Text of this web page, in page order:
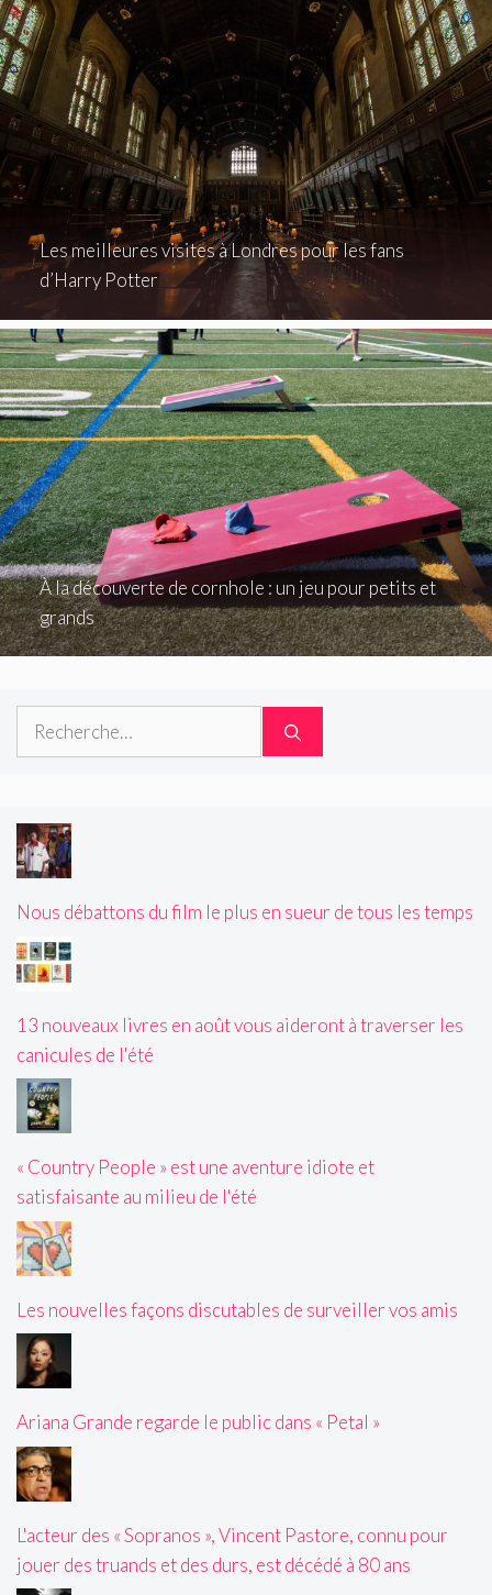
Les meilleures visites à Londres pour les fans
d’Harry Potter
À la découverte de cornhole : un jeu pour petits et
grands
Rechercher :
Nous débattons du film le plus en sueur de tous les temps
13 nouveaux livres en août vous aideront à traverser les
canicules de l'été
« Country People » est une aventure idiote et
satisfaisante au milieu de l'été
Les nouvelles façons discutables de surveiller vos amis
Ariana Grande regarde le public dans « Petal »
L'acteur des « Sopranos », Vincent Pastore, connu pour
jouer des truands et des durs, est décédé à 80 ans